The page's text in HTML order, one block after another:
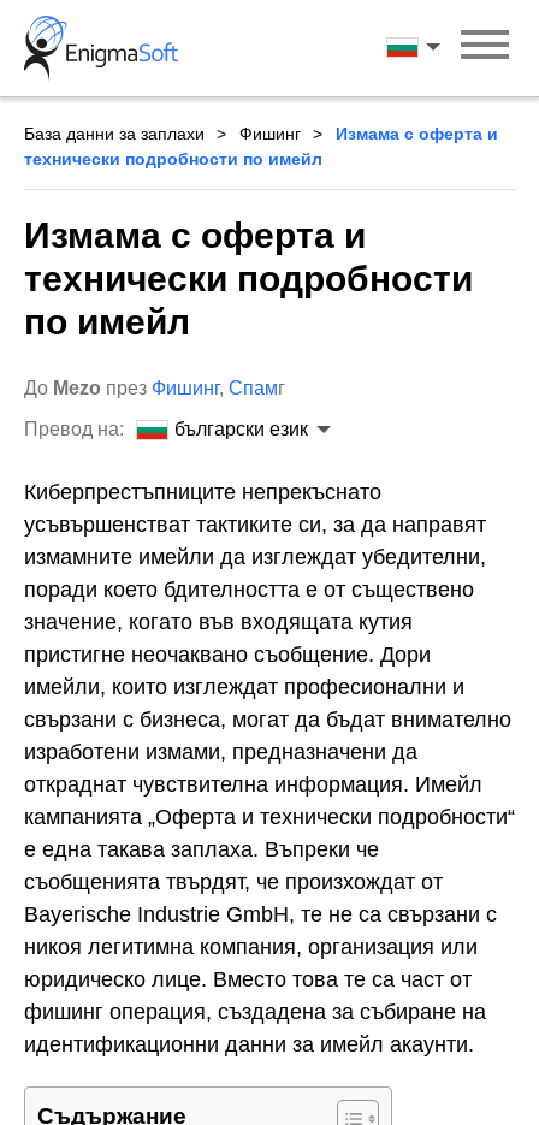
Skip
content
български
База данни за заплахи Фишинг
Измама с оферта и
технически подробности по имейл
Измама с оферта и
технически подробности
по имейл
До Mezo през Фишинг, Спамг
Превод на:
български език
Киберпрестъпниците непрекъснато
усъвършенстват тактиките си, за да направят
измамните имейли да изглеждат убедителни,
поради което бдителността е от съществено
значение, когато във входящата кутия
пристигне неочаквано съобщение. Дори
имейли, които изглеждат професионални и
свързани с бизнеса, могат да бъдат внимателно
изработени измами, предназначени да
откраднат чувствителна информация. Имейл
кампанията „Оферта и технически подробности“
е една такава заплаха. Въпреки че
съобщенията твърдят, че произхождат от
Bayerische Industrie GmbH, те не са свързани с
никоя легитимна компания, организация или
юридическо лице. Вместо това те са част от
фишинг операция, създадена за събиране на
идентификационни данни за имейл акаунти.
Съдържание